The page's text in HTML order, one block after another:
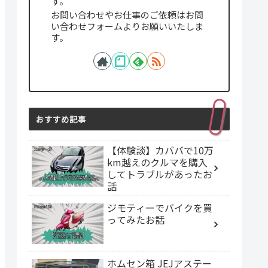
お問い合わせやお仕事のご依頼はお問
い合わせフォームよりお願いいたしま
す。
おすすめ記事
【体験談】カババで10万
km越えのクルマを購入
してトラブルがあったお
話
ジモティーでバイクを買
ってみたお話
ホムセン箱 JEJアステー